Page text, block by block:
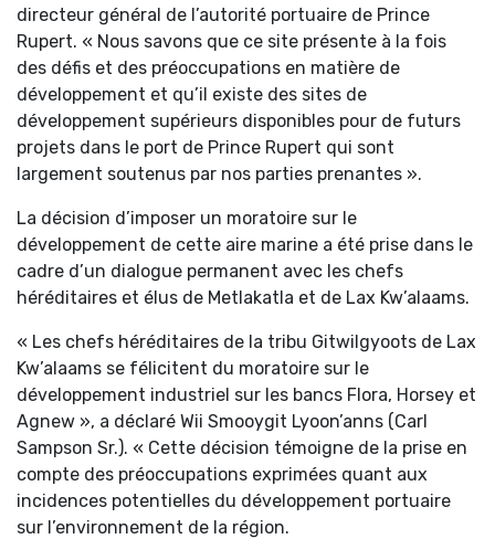
directeur général de l’autorité portuaire de Prince
Rupert. « Nous savons que ce site présente à la fois
des défis et des préoccupations en matière de
développement et qu’il existe des sites de
développement supérieurs disponibles pour de futurs
projets dans le port de Prince Rupert qui sont
largement soutenus par nos parties prenantes ».
La décision d’imposer un moratoire sur le
développement de cette aire marine a été prise dans le
cadre d’un dialogue permanent avec les chefs
héréditaires et élus de Metlakatla et de Lax Kw’alaams.
« Les chefs héréditaires de la tribu Gitwilgyoots de Lax
Kw’alaams se félicitent du moratoire sur le
développement industriel sur les bancs Flora, Horsey et
Agnew », a déclaré Wii Smooygit Lyoon’anns (Carl
Sampson Sr.). « Cette décision témoigne de la prise en
compte des préoccupations exprimées quant aux
incidences potentielles du développement portuaire
sur l’environnement de la région.